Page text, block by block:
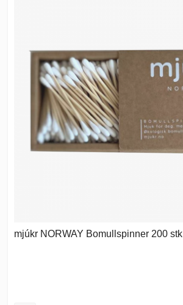
mjúkr NORWAY Bomullspinner 200